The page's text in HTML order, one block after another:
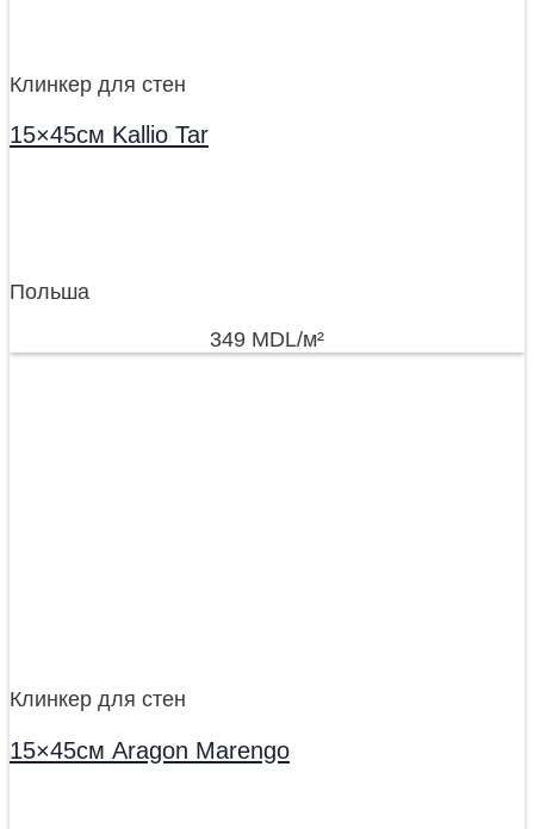
Клинкер для стен
15×45см Kallio Tar
Польша
349 MDL/м²
Клинкер для стен
15×45см Aragon Marengo